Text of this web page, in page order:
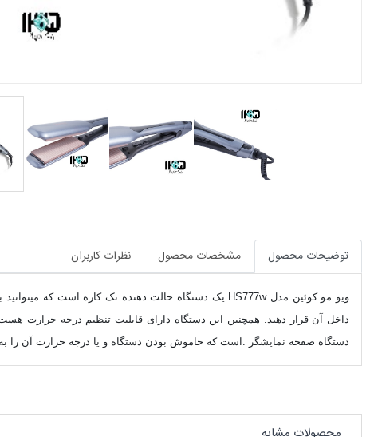
توضیحات محصول مشخصات محصول نظرات کاربران
ویو مو کوئین مدل HS777w
دستگاه صفحه نمایشگر LCD است که خاموش بودن دستگاه و یا درجه حرارت آن را به شما نمایش میدهد. همچنین سیستم خاموشی خودکار بعد از یک ساعت و دکمه قفل صفحات نیز در این ویو مو وجود دارد.